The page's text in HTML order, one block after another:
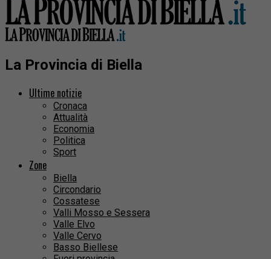
La Provincia di Biella
Ultime notizie
Cronaca
Attualità
Economia
Politica
Sport
Zone
Biella
Circondario
Cossatese
Valli Mosso e Sessera
Valle Elvo
Valle Cervo
Basso Biellese